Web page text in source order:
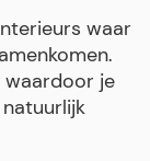
waar
waardoor je